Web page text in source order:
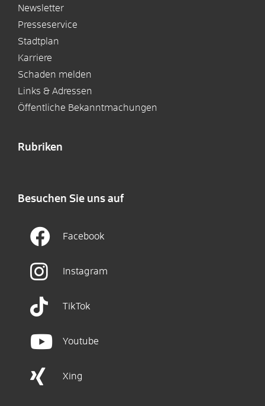
Newsletter
Presseservice
Stadtplan
Karriere
Schaden melden
Links & Adressen
Öffentliche Bekanntmachungen
Rubriken
Besuchen Sie uns auf
Facebook
Instagram
TikTok
Youtube
Xing